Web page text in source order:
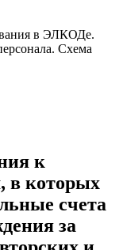
в ЭЛКОДе.
Схема
к
в которых
счета
за